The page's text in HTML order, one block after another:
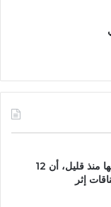
أعلنت إمارة منطقة المدينة المنورة، فى بيان لها منذ قليل، أن 12